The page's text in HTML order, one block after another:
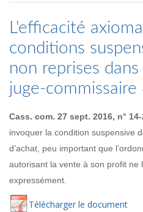
L'efficacité
conditions
non reprises
juge-commissaire
Cass. com. 27 sept. 2016, n° 14-
invoquer la condition suspensive
d’achat, peu important que
autorisant la vente à son profit ne
expressément.
Télécharger le document